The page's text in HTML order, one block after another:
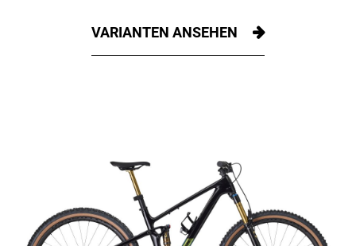
VARIANTEN ANSEHEN